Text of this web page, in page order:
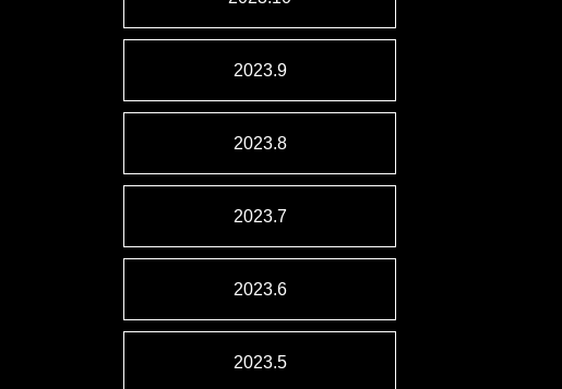
2023.9
2023.8
2023.7
2023.6
2023.5